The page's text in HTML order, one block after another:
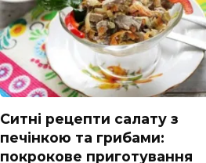
Ситні рецепти салату з
печінкою та грибами:
покрокове приготування